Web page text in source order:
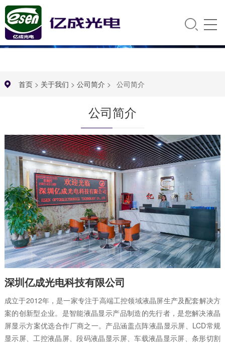
首页> 关于我们 > 公司简介 > 公司简介
公司简介
深圳亿成光电科技有限公司
成立于2012年，是一家专注于高端工控领域液晶屏生产及配套解决方
案的创新型企业。是智能液晶显示产品制造的先行者，是您解决液晶
屏显示方案优选合作厂商之一。产品涵盖点阵液晶显示屏、LCD常规
显示屏、工控液晶屏、段码液晶显示屏、车载液晶显示屏、条形切割